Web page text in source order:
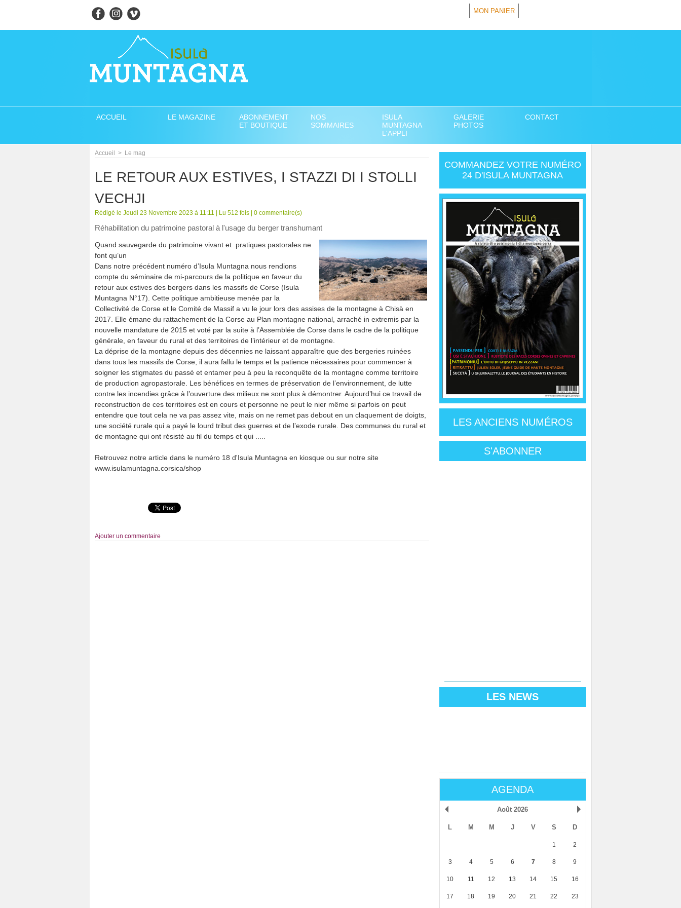
MON PANIER
ACCUEIL LE MAGAZINE
ABONNEMENT
ET BOUTIQUE
NOS
SOMMAIRES
ISULA
MUNTAGNA
L'APPLI
GALERIE
PHOTOS
CONTACT
Accueil > Le mag
LE RETOUR AUX ESTIVES, I STAZZI DI I STOLLI
VECHJI
Rédigé le Jeudi 23 Novembre 2023 à 11:11 | Lu 512 fois | 0commentaire(s)
Réhabilitation du patrimoine pastoral à l'usage du berger transhumant
Quand sauvegarde du patrimoine vivant et pratiques pastorales ne
font qu’un
Dans notre précédent numéro d’Isula Muntagna nous rendions
compte du séminaire de mi-parcours de la politique en faveur du
retour aux estives des bergers dans les massifs de Corse (Isula
Muntagna N°17). Cette politique ambitieuse menée par la
Collectivité de Corse et le Comité de Massif a vu le jour lors des assises de la montagne à Chisà en
2017. Elle émane du rattachement de la Corse au Plan montagne national, arraché in extremis par la
nouvelle mandature de 2015 et voté par la suite à l’Assemblée de Corse dans le cadre de la politique
générale, en faveur du rural et des territoires de l’intérieur et de montagne.
La déprise de la montagne depuis des décennies ne laissant apparaître que des bergeries ruinées
dans tous les massifs de Corse, il aura fallu le temps et la patience nécessaires pour commencer à
soigner les stigmates du passé et entamer peu à peu la reconquête de la montagne comme territoire
de production agropastorale. Les bénéfices en termes de préservation de l’environnement, de lutte
contre les incendies grâce à l’ouverture des milieux ne sont plus à démontrer. Aujourd’hui ce travail de
reconstruction de ces territoires est en cours et personne ne peut le nier même si parfois on peut
entendre que tout cela ne va pas assez vite, mais on ne remet pas debout en un claquement de doigts,
une société rurale qui a payé le lourd tribut des guerres et de l’exode rurale. Des communes du rural et
de montagne qui ont résisté au fil du temps et qui .....
Retrouvez notre article dans le numéro 18 d'Isula Muntagna en kiosque ou sur notre site
www.isulamuntagna.corsica/shop
Ajouter un commentaire
COMMANDEZ VOTRE NUMÉRO
24 D'ISULA MUNTAGNA
LES ANCIENS NUMÉROS
S'ABONNER
LES NEWS
AGENDA
Août 2026
L M M J V S D
1 2
3 4 5 6 7 8 9
10 11 12 13 14 15 16
17 18 19 20 21 22 23